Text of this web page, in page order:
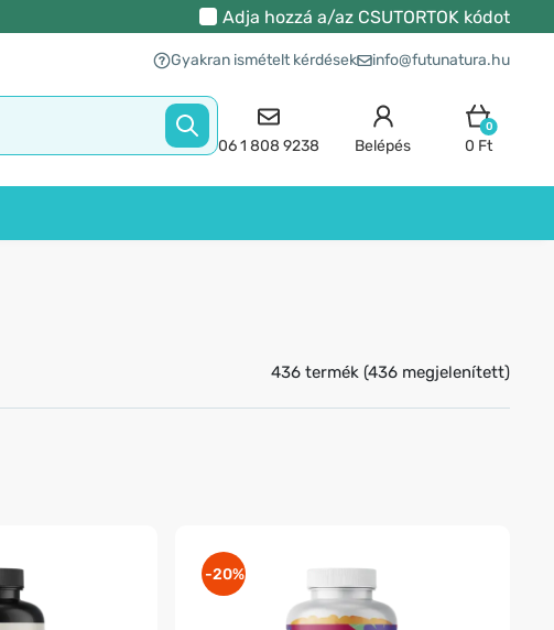
Adja hozzá a/az CSUTORTOKkódot
Gyakran ismételt kérdések info@futunatura.hu
06 1 808 9238 Belépés
0
0 Ft
436 termék (436 megjelenített)
-20%